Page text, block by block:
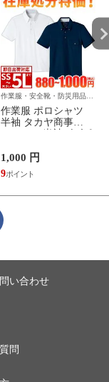
作業服・安全靴・防災用品な
ら作業用品専門店のまもる君
作業服 ポロシャツ
半袖 タカヤ商事
TAKAYA 半袖ビズポ
春夏
1,000 円
9
い合わせ
問